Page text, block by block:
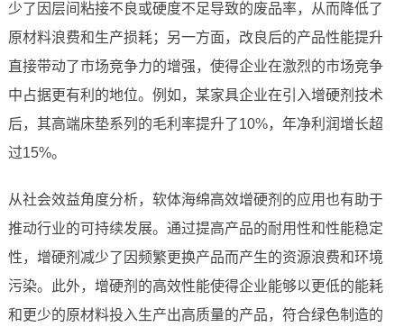
少了因层间粘接不良或硬度不足导致的废品率，从而降低了
原材料浪费和生产损耗；另一方面，改良后的产品性能提升
直接带动了市场竞争力的增强，使得企业在激烈的市场竞争
中占据更有利的地位。例如，某家具企业在引入增硬剂技术
后，其高端床垫系列的毛利率提升了10%，年净利润增长超
过15%。
从社会效益角度分析，软体海绵高效增硬剂的应用也有助于
推动行业的可持续发展。通过提高产品的耐用性和性能稳定
性，增硬剂减少了因频繁更换产品而产生的资源浪费和环境
污染。此外，增硬剂的高效性能使得企业能够以更低的能耗
和更少的原材料投入生产出高质量的产品，符合绿色制造的